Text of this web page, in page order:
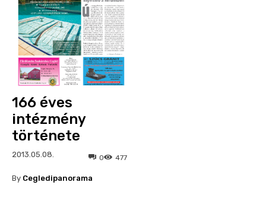
166 éves
intézmény
története
2013.05.08. 477
0
By Cegledipanorama